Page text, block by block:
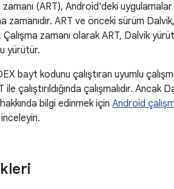
(ART), Android'deki
zamanıdır. ART ve önceki sürüm
zamanı olarak ART, Dalvik
yürütür.
bayt kodunu çalıştıran uyumlu
çalıştırıldığında çalışmalıdır.
bilgi edinmek için Android
inceleyin.